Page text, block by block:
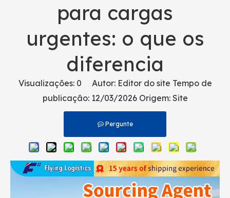
para cargas
urgentes: o que os
diferencia
Visualizações: 0 Autor: Editor do site Tempo de
publicação: 12/03/2026 Origem: Site
Pergunte